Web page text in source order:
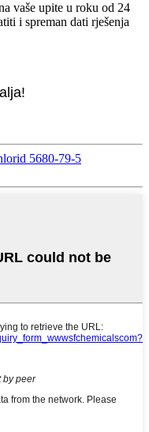
vaše upite u roku od 24
i spreman dati rješenja
5680-79-5